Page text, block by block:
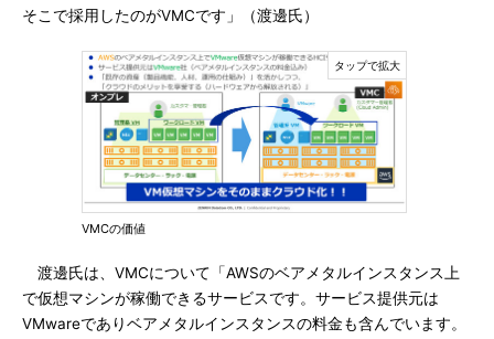
そこで採用したのがVMCです」（渡邊氏）
VMCの価値
渡邊氏は、VMCについて「AWSのベアメタルインスタンス上
で仮想マシンが稼働できるサービスです。サービス提供元は
VMwareでありベアメタルインスタンスの料金も含んでいます。